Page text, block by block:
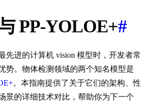
PP-YOLOE+#
先进的计算机 vision 模型时，开发者常
势。物体检测领域的两个知名模型是
。本指南提供了关于它们的架构、性
景的详细技术对比，帮助你为下一个